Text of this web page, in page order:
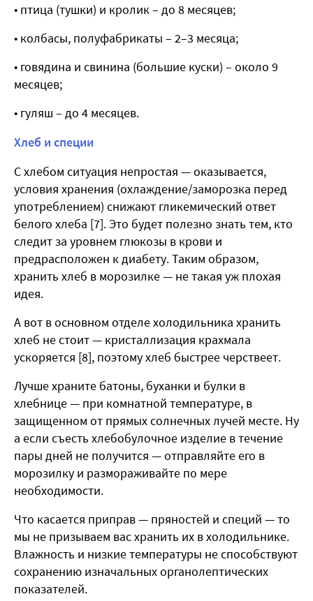
• птица (тушки) и кролик – до 8 месяцев;
• колбасы, полуфабрикаты – 2–3 месяца;
• говядина и свинина (большие куски) – около 9
месяцев;
• гуляш – до 4 месяцев.
Хлеб и специи
С хлебом ситуация непростая — оказывается,
условия хранения (охлаждение/заморозка перед
употреблением) снижают гликемический ответ
белого хлеба [7]. Это будет полезно знать тем, кто
следит за уровнем глюкозы в крови и
предрасположен к диабету. Таким образом,
хранить хлеб в морозилке — не такая уж плохая
идея.
А вот в основном отделе холодильника хранить
хлеб не стоит — кристаллизация крахмала
ускоряется [8], поэтому хлеб быстрее черствеет.
Лучше храните батоны, буханки и булки в
хлебнице — при комнатной температуре, в
защищенном от прямых солнечных лучей месте. Ну
а если съесть хлебобулочное изделие в течение
пары дней не получится — отправляйте его в
морозилку и размораживайте по мере
необходимости.
Что касается приправ — пряностей и специй — то
мы не призываем вас хранить их в холодильнике.
Влажность и низкие температуры не способствуют
сохранению изначальных органолептических
показателей.